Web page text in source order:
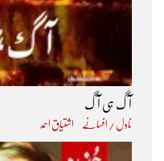
آگ ہی آگ
ناول / افسانے اشتیاق احمد